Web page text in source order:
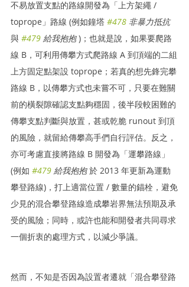
不易放置支點的路線開發為「上方架繩 /
toprope」路線 (例如鐘塔 #478 非暴力抵抗
與 #479 給我抱抱 )；也就是說，如果要爬路
線 B，可利用傳攀方式爬路線 A 到頂端的二組
上方固定點架設 toprope；若真的想先鋒完攀
路線 B，以傳攀方式也未嘗不可，只要在難關
前的橫裂隙確認支點夠穩固，後半段較困難的
傳攀支點判斷與放置，甚或乾脆 runout 到頂
的風險，就留給傳攀高手們自行評估。反之，
亦可考慮直接將路線 B 開發為「運攀路線」
(例如 #479 給我抱抱 於 2013 年更新為運動
攀登路線)，打上適當位置 / 數量的錨栓，避免
少見的混合攀登路線造成攀岩界無法預期及承
受的風險；同時，或許也能和開發者共同尋求
一個折衷的處理方式，以減少爭議。
然而，不知是否因為設置者遷就「混合攀登路